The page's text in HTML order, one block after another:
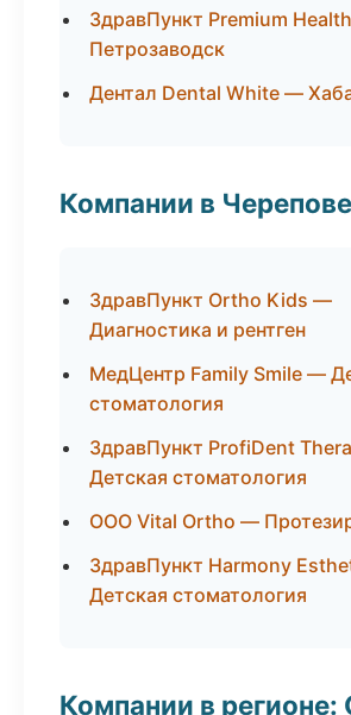
ЗдравПункт Premium
Петрозаводск
Дентал Dental White —
Компании в
ЗдравПункт Ortho Kids —
Диагностика и рентген
МедЦентр Family Smile —
стоматология
ЗдравПункт ProfiDent
Детская стоматология
ООО Vital Ortho —
ЗдравПункт Harmony
Детская стоматология
Компании в регионе: